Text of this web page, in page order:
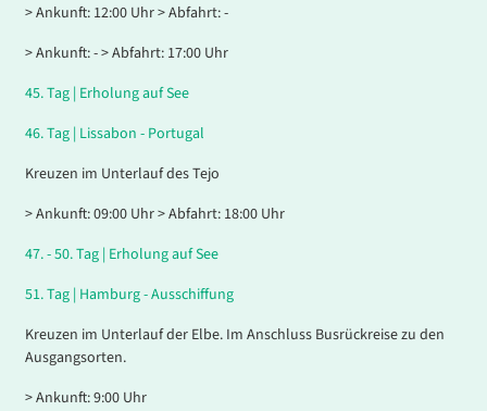
> Ankunft: 12:00 Uhr > Abfahrt: -
> Ankunft: - > Abfahrt: 17:00 Uhr
45.Tag | Erholung auf See
46.Tag | Lissabon - Portugal
Kreuzen im Unterlauf des Tejo
> Ankunft: 09:00 Uhr > Abfahrt: 18:00 Uhr
47. - 50.Tag | Erholung auf See
51.Tag | Hamburg - Ausschiffung
Kreuzen im Unterlauf der Elbe. Im Anschluss Busrückreise zu den
Ausgangsorten.
> Ankunft: 9:00 Uhr